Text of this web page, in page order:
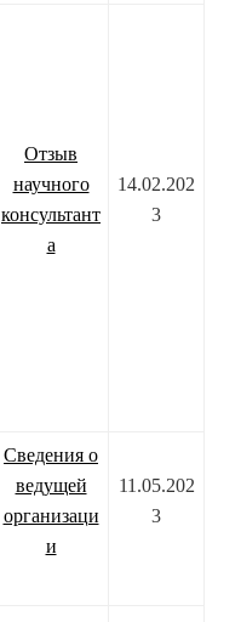
Отзыв
научного
консультант
а
14.02.202
3
Сведения о
ведущей
организаци
и
11.05.202
3